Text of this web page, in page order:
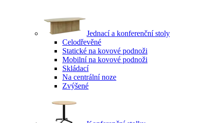
Jednací a konferenční stoly
Celodřevěné
Statické na kovové podnoži
Mobilní na kovové podnoži
Skládací
Na centrální noze
Zvýšené